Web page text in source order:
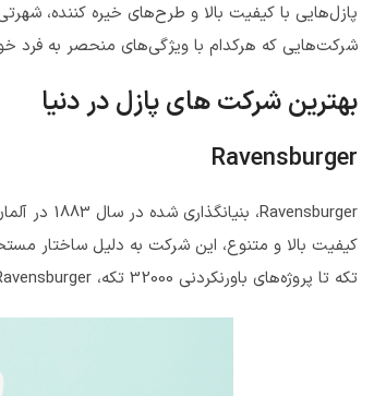
پازل‌هایی با کیفیت بالا و طرح‌های خیره کننده،
شرکت‌هایی که هرکدام با ویژگی‌های منحصر به فرد
بهترین شرکت های پازل در دنیا
Ravensburger
Ravensburger، بنیانگذاری شده در سال 1883 در آلمان، یکی از محترم‌ترین و
تکه تا پروژه‌های باورنکردنی 32000 تکه، Ravensburger تجربیات پازل‌سازی را برای همه سنین و توانایی‌ها فراهم می‌کند.